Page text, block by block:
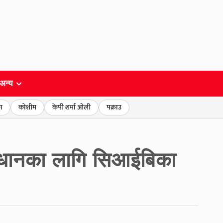
अन्य
कोशीम केपी शर्मा ओली पक्राउ
लागि सिआईबिका